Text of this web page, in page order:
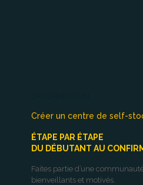
Créer un centre de self-
ÉTAPE PAR ÉTAPE
DU DÉBUTANT AU
Faites partie d’une
bienveillants et motivés.